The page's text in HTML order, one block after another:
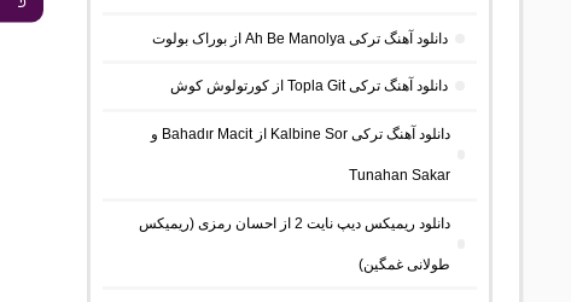
دانلود آهنگ ترکی Ah Be Manolya از بوراک بولوت
دانلود آهنگ ترکی Topla Git از کورتولوش کوش
دانلود آهنگ ترکی Kalbine Sor از Bahadır Macit و
Tunahan Sakar
دانلود ریمیکس دیپ نایت 2 از احسان رمزی (ریمیکس
طولانی غمگین)